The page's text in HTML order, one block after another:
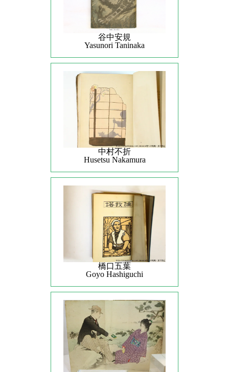
谷中安規
Yasunori Taninaka
中村不折
Husetsu Nakamura
橋口五葉
Goyo Hashiguchi